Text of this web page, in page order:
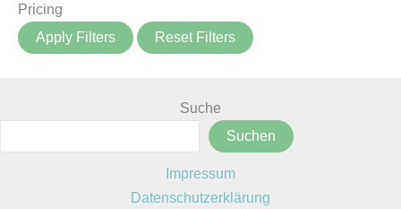
Pricing
Apply Filters
Reset Filters
Suche
Suchen
Impressum
Datenschutzerklärung